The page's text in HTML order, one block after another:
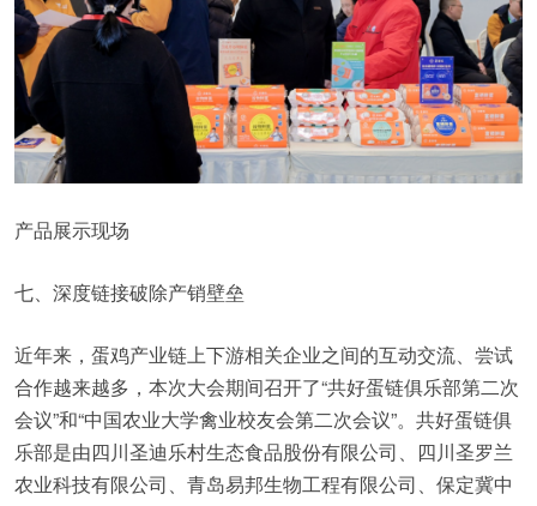
产品展示现场
七、深度链接破除产销壁垒
近年来，蛋鸡产业链上下游相关企业之间的互动交流、尝试
合作越来越多，本次大会期间召开了“共好蛋链俱乐部第二次
会议”和“中国农业大学禽业校友会第二次会议”。共好蛋链俱
乐部是由四川圣迪乐村生态食品股份有限公司、四川圣罗兰
农业科技有限公司、青岛易邦生物工程有限公司、保定冀中